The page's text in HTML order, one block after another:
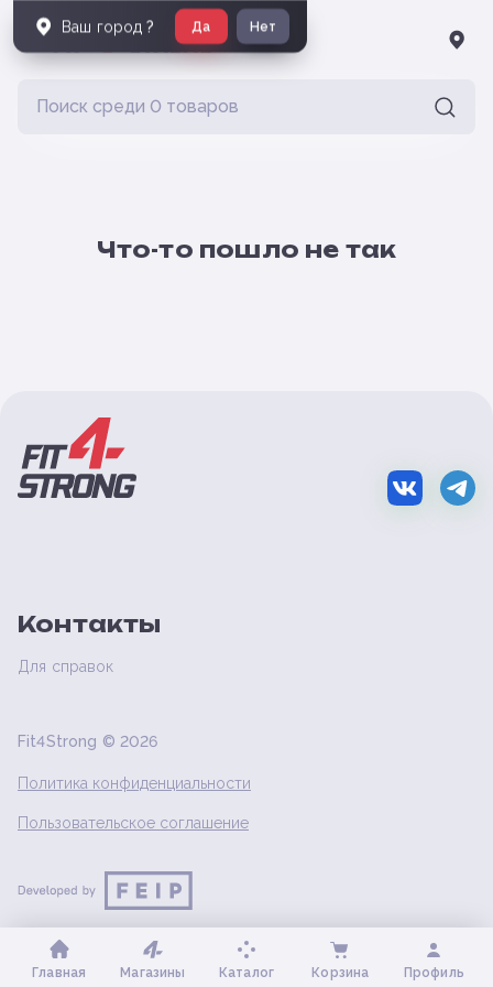
Что-то пошло не так
Контакты
Для справок
Fit4Strong © 2026
Политика конфиденциальности
Пользовательское соглашение
Главная Магазины Каталог Корзина Профиль
Ваш город ? Да Нет